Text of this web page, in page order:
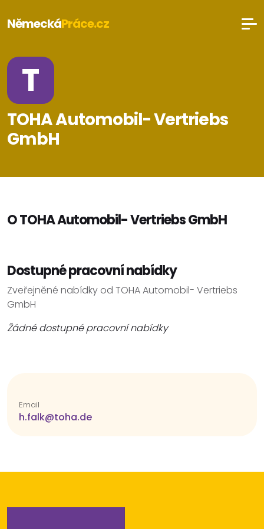
NěmeckáPráce.cz
T
TOHA Automobil- Vertriebs
GmbH
O TOHA Automobil- Vertriebs GmbH
Dostupné pracovní nabídky
Zveřejněné nabídky od TOHA Automobil- Vertriebs
GmbH
Žádné dostupné pracovní nabídky
Email
h.falk@toha.de